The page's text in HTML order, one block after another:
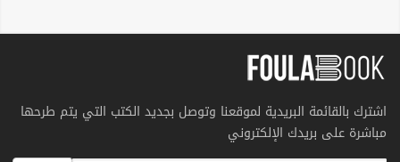
اشترك بالقائمة البريدية لموقعنا وتوصل بجديد الكتب التي يتم طرحها
مباشرة على بريدك الإلكتروني